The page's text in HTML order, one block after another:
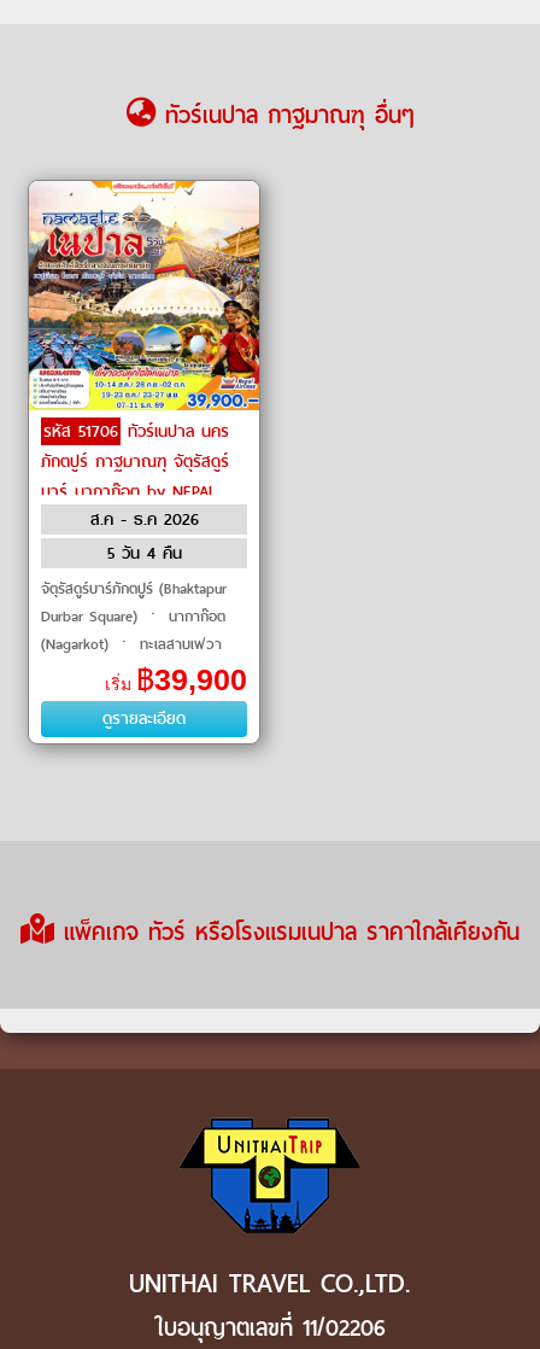
ทัวร์เนปาล กาฐมาณฑุ อื่นๆ
รหัส 51706 ทัวร์เนปาล นคร
ภักตปูร์ กาฐมาณฑุ จัตุรัสดูร์
บาร์ นากาก๊อต by NEPAL
AIRLINESส.ค - ธ.ค 2026
5 วัน 4 คืน
จัตุรัสดูร์บาร์ภักตปูร์ (Bhaktapur
Durbar Square) ㆍ นากาก๊อต
(Nagarkot) ㆍ ทะเลสาบเฟวา
(Phewa Lake) ㆍ เจดีย์สันติภาพ
โลก (World Peace Pagoda) ㆍ
จัตุรัสดูร�
เริ่ม ฿39,900
ดูรายละเอียด
แพ็คเกจ ทัวร์ หรือโรงแรมเนปาล ราคาใกล้เคียงกัน
UNITHAI TRAVEL CO.,LTD.
ใบอนุญาตเลขที่ 11/02206